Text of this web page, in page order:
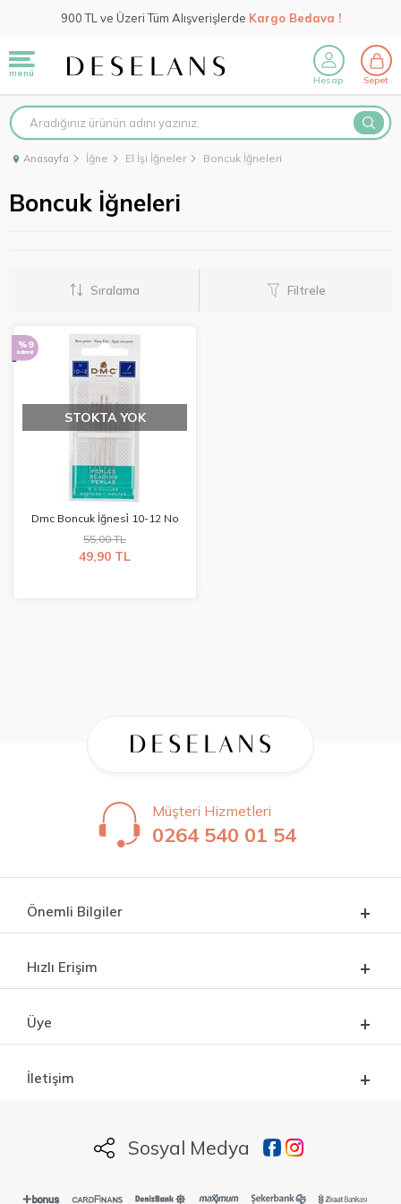
900 TL ve Üzeri Tüm Alışverişlerde Kargo Bedava !
menü
Hesap Sepet
Anasayfa İğne El İşi İğneler Boncuk İğneleri
Boncuk İğneleri
Sıralama Filtrele
%9
indirimli
STOKTA YOK
Dmc Boncuk İğnesi̇ 10-12 No
55,00 TL
49,90 TL
Müşteri Hizmetleri
0264 540 01 54
Önemli Bilgiler
Hızlı Erişim
Üye
İletişim
Sosyal Medya